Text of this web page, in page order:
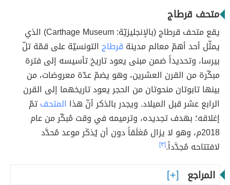
متحف قرطاج
يقع متحف قرطاج (بالإنجليزيّة: Carthage Museum) الذي
يمثّل أحد أهمّ معالم مدينة قرطاج التونسيّة على قمّة تلّ
بيرسا، وتحديداً ضمن مبنى يعود تاريخ تأسيسه إلى فترة
مبكّرة من القرن العشرين، وهو يضمّ عدّة معروضات، من
بينها تابوتان منحوتان من الحجر يعود تاريخهما إلى القرن
الرابع عشر قبل الميلاد. ويجدر بالذكر أنّ هذا المتحفتمّ
إغلاقه؛ بهدف تجديده، وترميمه في وقت مُبكّر من عام
2018م، وهو لا يزال مُغلَقاً دون أن يُذكَر موعد مُحدَّد
لافتتاحه مُجدَّداً.[٣]
المراجع